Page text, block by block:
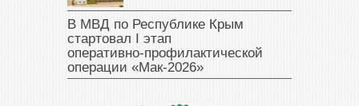
В МВД по Республике Крым
стартовал I этап
оперативно‑профилактической
операции «Мак‑2026»